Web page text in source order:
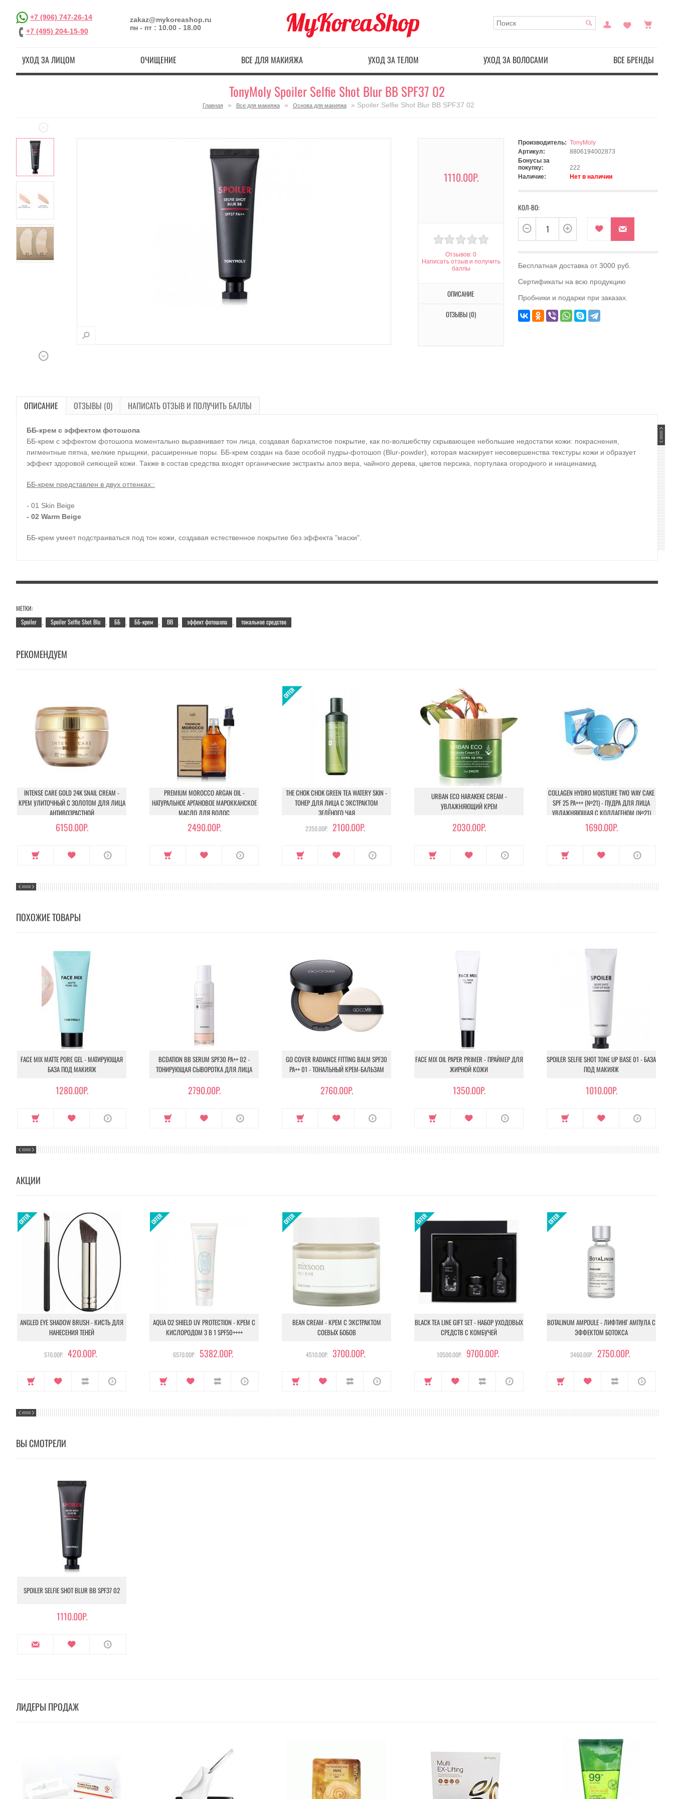
+7 (906) 747-26-14
+7 (495) 204-15-90
zakaz@mykoreashop.ru
пн - пт : 10.00 - 18.00
УХОД ЗА ЛИЦОМ ОЧИЩЕНИЕ ВСЕ ДЛЯ МАКИЯЖА УХОД ЗА ТЕЛОМ УХОД ЗА ВОЛОСАМИ ВСЕ БРЕНДЫ
TonyMoly Spoiler Selfie Shot Blur BB SPF37 02
Главная » Все для макияжа » Основа для макияжа » Spoiler Selfie Shot Blur BB SPF37 02
1110.00Р.
Отзывов: 0
Написать отзыв и получить
баллы
ОПИСАНИЕ
ОТЗЫВЫ (0)
Производитель: TonyMoly
Артикул:
8806194002873
Бонусы за
покупку:
222
Наличие:
Нет в наличии
КОЛ-ВО:
Бесплатная доставка от 3000 руб.
Сертификаты на всю продукцию
Пробники и подарки при заказах.
ОПИСАНИЕ ОТЗЫВЫ (0) НАПИСАТЬ ОТЗЫВ И ПОЛУЧИТЬ БАЛЛЫ
ББ-крем с эффектом фотошопа
ББ-крем с эффектом фотошопа моментально выравнивает тон лица, создавая бархатистое покрытие, как по-волшебству скрывающее небольшие недостатки кожи: покраснения,
пигментные пятна, мелкие прыщики, расширенные поры. ББ-крем создан на базе особой пудры-фотошоп (Blur-powder), которая маскирует несовершенства текстуры кожи и образует
эффект здоровой сияющей кожи. Также в состав средства входят органические экстракты алоэ вера, чайного дерева, цветов персика, портулака огородного и ниацинамид.
ББ-крем представлен в двух оттенках::
- 01 Skin Beige
- 02 Warm Beige
ББ-крем умеет подстраиваться под тон кожи, создавая естественное покрытие без эффекта "маски".
Объем:30 мл.
МЕТКИ:
Spoiler
Spoiler Selfie Shot Blu ББ ББ-крем BB эффект фотошопа тональное средство
РЕКОМЕНДУЕМ
INTENSE CARE GOLD 24K SNAIL CREAM -
КРЕМ УЛИТОЧНЫЙ С ЗОЛОТОМ ДЛЯ ЛИЦА
АНТИВОЗРАСТНОЙ
6150.00Р.
PREMIUM MOROCCO ARGAN OIL -
НАТУРАЛЬНОЕ АРГАНОВОЕ МАРОККАНСКОЕ
МАСЛО ДЛЯ ВОЛОС
2490.00Р.
THE CHOK CHOK GREEN TEA WATERY SKIN -
ТОНЕР ДЛЯ ЛИЦА С ЭКСТРАКТОМ
ЗЕЛЁНОГО ЧАЯ
2350.00Р. 2100.00Р.
URBAN ECO HARAKEKE CREAM -
УВЛАЖНЯЮЩИЙ КРЕМ
2030.00Р.
COLLAGEN HYDRO MOISTURE TWO WAY CAKE
SPF 25 PA+++ (№21) - ПУДРА ДЛЯ ЛИЦА
УВЛАЖНЯЮЩАЯ С КОЛЛАГЕНОМ (№21)
1690.00Р.
ПОХОЖИЕ ТОВАРЫ
FACE MIX MATTE PORE GEL - МАТИРУЮЩАЯ
БАЗА ПОД МАКИЯЖ
1280.00Р.
BCDATION BB SERUM SPF30 PA++ 02 -
ТОНИРУЮЩАЯ СЫВОРОТКА ДЛЯ ЛИЦА
2790.00Р.
GO COVER RADIANCE FITTING BALM SPF30
PA++ 01 - ТОНАЛЬНЫЙ КРЕМ-БАЛЬЗАМ
2760.00Р.
FACE MIX OIL PAPER PRIMER - ПРАЙМЕР ДЛЯ
ЖИРНОЙ КОЖИ
1350.00Р.
SPOILER SELFIE SHOT TONE UP BASE 01 - БАЗА
ПОД МАКИЯЖ
1010.00Р.
АКЦИИ
ANGLED EYE SHADOW BRUSH - КИСТЬ ДЛЯ
НАНЕСЕНИЯ ТЕНЕЙ
570.00Р. 420.00Р.
AQUA O2 SHIELD UV PROTECTION - КРЕМ С
КИСЛОРОДОМ 3 В 1 SPF50++++
6570.00Р. 5382.00Р.
BEAN CREAM - КРЕМ С ЭКСТРАКТОМ
СОЕВЫХ БОБОВ
4510.00Р. 3700.00Р.
BLACK TEA LINE GIFT SET - НАБОР УХОДОВЫХ
СРЕДСТВ С КОМБУЧЕЙ
10500.00Р. 9700.00Р.
BOTALINUM AMPOULE - ЛИФТИНГ АМПУЛА С
ЭФФЕКТОМ БОТОКСА
3460.00Р. 2750.00Р.
ВЫ СМОТРЕЛИ
SPOILER SELFIE SHOT BLUR BB SPF37 02
1110.00Р.
ЛИДЕРЫ ПРОДАЖ